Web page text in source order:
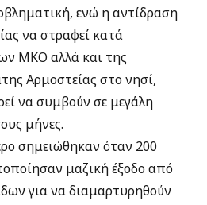
ενώ η αντίδραση
να στραφεί κατά
ΜΚΟ αλλά και της
Αρμοστείας στο νησί,
να συμβούν σε μεγάλη
μήνες.
σημειώθηκαν όταν 200
μαζική έξοδο από
για να διαμαρτυρηθούν